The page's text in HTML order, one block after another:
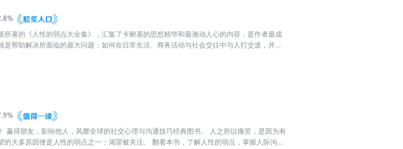
所著的《人性的弱点大全集》，汇集了卡耐基的思想精华和最激动人心的内容，是作者最成
是帮助解决所面临的最大问题：如何在日常生活、商务活动与社会交往中与人打交道，并有
赢得朋友，影响他人，风靡全球的社交心理与沟通技巧经典图书。 人之所以痛苦，是因为有
的大多原因便是人性的弱点之一：渴望被关注。 翻看本书，了解人性的弱点，掌握人际沟通